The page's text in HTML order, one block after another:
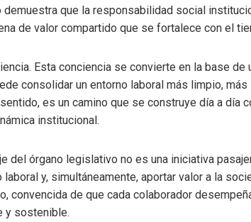
que la responsabilidad social
de valor compartido que se fortalece con el
Esta conciencia se convierte en la base de
consolidar un entorno laboral más limpio, más
es un camino que se construye día a día
institucional.
del órgano legislativo no es una iniciativa
y, simultáneamente, aportar valor a la
convencida de que cada colaborador
y sostenible.